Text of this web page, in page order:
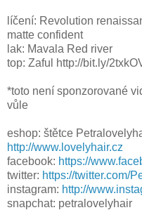
líčení: Revolution
matte confident
lak: Mavala Red river
top: Zaful http://bit.ly/
*toto není sponzorované
vůle
eshop: štětce
http://www.lovelyhair.cz
facebook: https://
twitter: https://twitter.com/
instagram: http://
snapchat: petralovelyhair